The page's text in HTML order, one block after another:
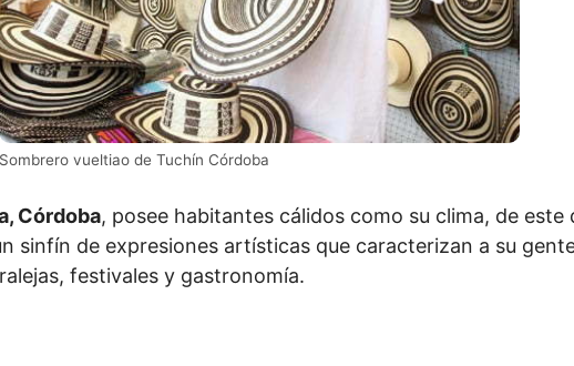
Sombrero vueltiao de Tuchín Córdoba
Córdoba, posee habitantes cálidos como su clima, de
sinfín de expresiones artísticas que caracterizan a su
festivales y gastronomía.